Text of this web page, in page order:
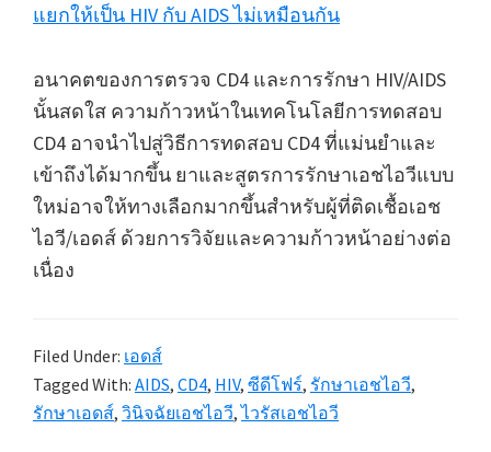
แยกให้เป็น HIV กับ AIDS ไม่เหมือนกัน
อนาคตของการตรวจ CD4 และการรักษา HIV/AIDS
นั้นสดใส ความก้าวหน้าในเทคโนโลยีการทดสอบ
CD4 อาจนำไปสู่วิธีการทดสอบ CD4 ที่แม่นยำและ
เข้าถึงได้มากขึ้น ยาและสูตรการรักษาเอชไอวีแบบ
ใหม่อาจให้ทางเลือกมากขึ้นสำหรับผู้ที่ติดเชื้อเอช
ไอวี/เอดส์ ด้วยการวิจัยและความก้าวหน้าอย่างต่อ
เนื่อง
Filed Under: เอดส์
Tagged With: AIDS, CD4, HIV, ซีดีโฟร์, รักษาเอชไอวี,
รักษาเอดส์, วินิจฉัยเอชไอวี,ไวรัสเอชไอวี